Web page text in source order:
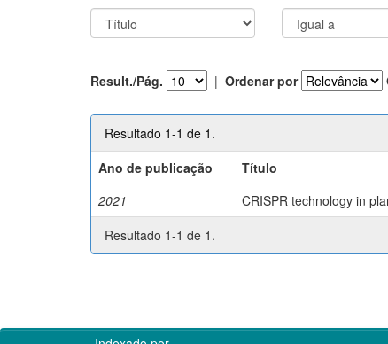
Result./Pág. | Ordenar por
Resultado 1-1 de 1.
Ano de publicação
Título
2021
CRISPR technology in
Resultado 1-1 de 1.